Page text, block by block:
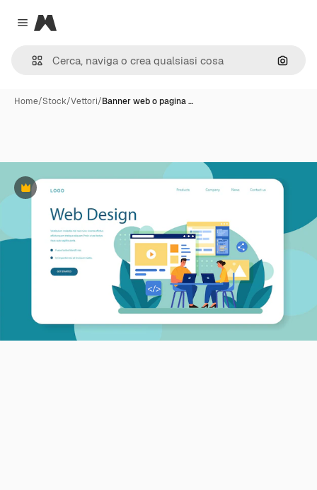
Close menu
Magnific
Cerca
Home/Stock/Vettori/Banner web o pagina …
Premium